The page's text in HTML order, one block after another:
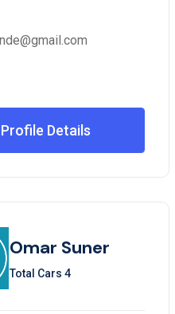
Profile Details
Omar Suner
Total Cars 4